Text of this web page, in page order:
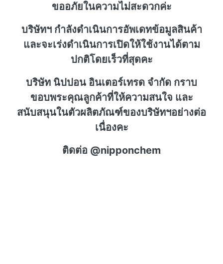
ขออภัยในความไม่สะดวกค่ะ
บริษัทฯ กำลังดำเนินการอัพเดทข้อมูลสินค้า
และจะเร่งดำเนินการเปิดให้ใช้งานได้ตาม
ปกติโดยเร็วที่สุดคะ
บริษัท นิปปอน อินเตอร์เทรด จำกัด กราบ
ขอบพระคุณลูกค้าที่ให้ความสนใจ และ
สนับสนุนในตัวผลิตภัณฑ์ของบริษัทฯอย่างต่อ
เนื่องคะ
ติดต่อ @nipponchem